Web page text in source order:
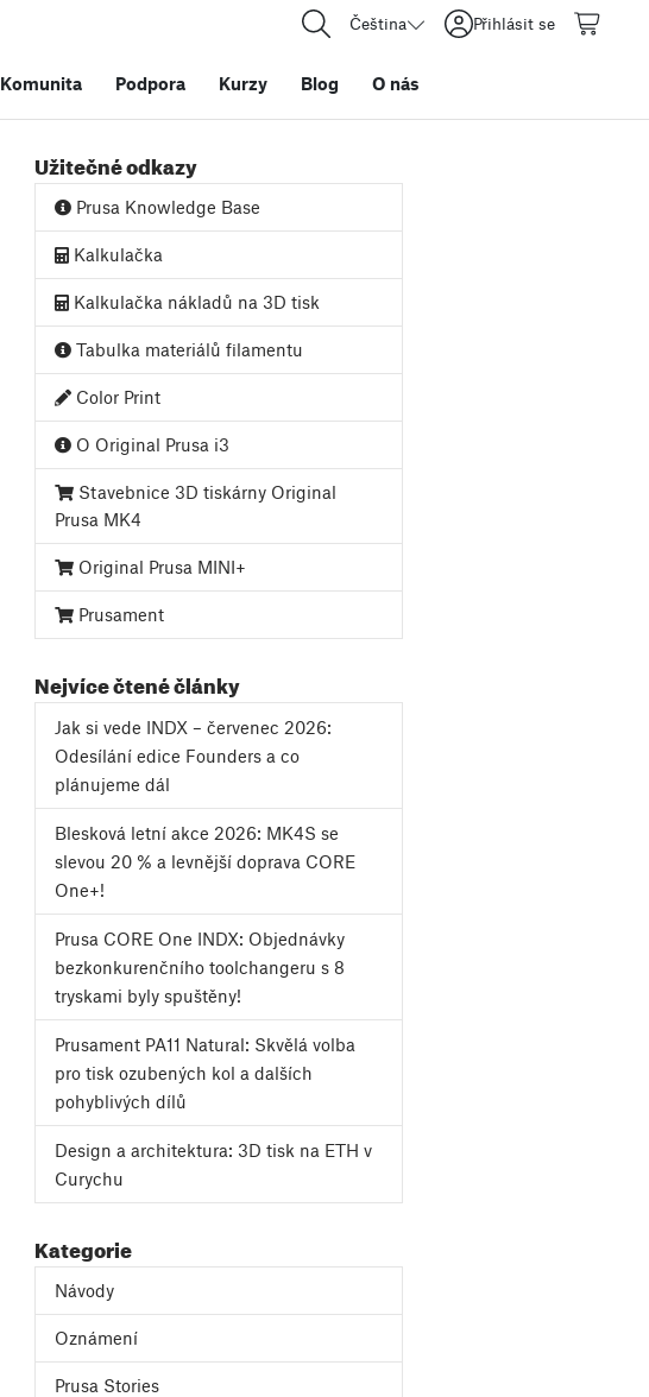
Čeština Přihlásit se
Komunita Podpora Kurzy Blog O nás
Užitečné odkazy
Prusa Knowledge Base
Kalkulačka
Kalkulačka nákladů na 3D tisk
Tabulka materiálů filamentu
Color Print
O Original Prusa i3
Stavebnice 3D tiskárny Original
Prusa MK4
Original Prusa MINI+
Prusament
Nejvíce čtené články
Jak si vede INDX – červenec 2026:
Odesílání edice Founders a co
plánujeme dál
Blesková letní akce 2026: MK4S se
slevou 20 % a levnější doprava CORE
One+!
Prusa CORE One INDX: Objednávky
bezkonkurenčního toolchangeru s 8
tryskami byly spuštěny!
Prusament PA11 Natural: Skvělá volba
pro tisk ozubených kol a dalších
pohyblivých dílů
Design a architektura: 3D tisk na ETH v
Curychu
Kategorie
Návody
Oznámení
Prusa Stories